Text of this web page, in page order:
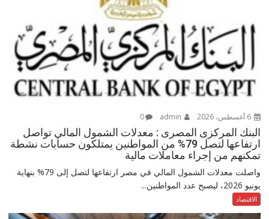
6 أغسطس، 2026 0
البنك المركزى المصرى : معدلات الشمول المالي تواصل
ارتفاعها لتصل 79% من المواطنين يمتلكون حسابات نشطة
تمكنهم من إجراء معاملات مالية
واصلت معدلات الشمول المالي في مصر ارتفاعها لتصل إلى 79% بنهاية
يونيو 2026، ليصبح عدد المواطنين...
الاقتصاد